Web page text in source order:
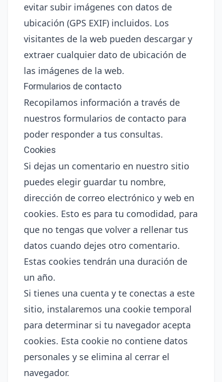
evitar subir imágenes con datos de
ubicación (GPS EXIF) incluidos. Los
visitantes de la web pueden descargar y
extraer cualquier dato de ubicación de
las imágenes de la web.
Formularios de contacto
Recopilamos información a través de
nuestros formularios de contacto para
poder responder a tus consultas.
Cookies
Si dejas un comentario en nuestro sitio
puedes elegir guardar tu nombre,
dirección de correo electrónico y web en
cookies. Esto es para tu comodidad, para
que no tengas que volver a rellenar tus
datos cuando dejes otro comentario.
Estas cookies tendrán una duración de
un año.
Si tienes una cuenta y te conectas a este
sitio, instalaremos una cookie temporal
para determinar si tu navegador acepta
cookies. Esta cookie no contiene datos
personales y se elimina al cerrar el
navegador.